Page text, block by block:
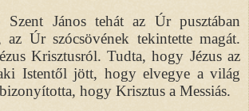
Szent János tehát az Úr pusztában
az Úr szócsövének tekintette magát.
Krisztusról. Tudta, hogy Jézus az
Istentől jött, hogy elvegye a világ
hogy Krisztus a Messiás.